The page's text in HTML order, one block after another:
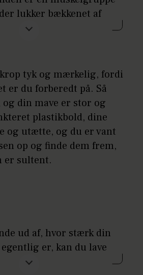
lukker bækkenet af
med til at holde blære,
lukkefunktionen, så du
du nyser, og så du kan
Endelig har
betydning for dit
øges presset på
med mange kilo, og
nødvendigt at
når dit
kan du få meget mere
Sitet er
tyk og mærkelig, fordi
er du forberedt på. Så
din mave er stor og
plastikbold, dine
og utætte, og du er vant
op og finde dem frem,
er sultent.
ud af, hvor stærk din
er, kan du lave
du veltrænede